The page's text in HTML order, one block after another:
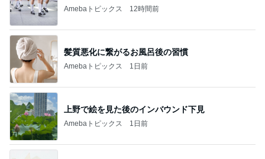
Amebaトピックス 12時間前
髪質悪化に繋がるお風呂後の習慣
Amebaトピックス 1日前
上野で絵を見た後のインバウンド下見
Amebaトピックス 1日前